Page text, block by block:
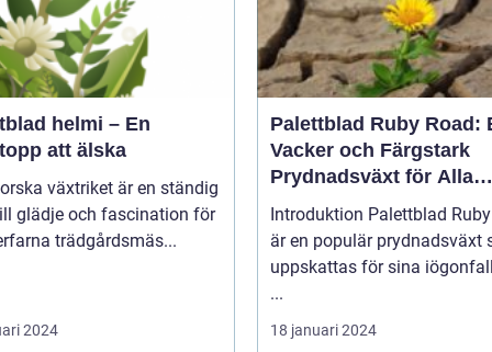
helmi – En
att älska
växtriket är en ständig
glädje och fascination för
trädgårdsmäs...
2024
Palettblad Ruby Road:
Vacker och Färgstark
Prydnadsväxt för Alla
Trädgårdar
Introduktion Palettblad Ruby Road
är en populär prydnadsväxt
uppskattas för sina
...
18 januari 2024